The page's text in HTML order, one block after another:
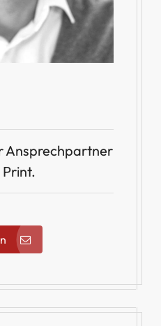
Ansprechpartner